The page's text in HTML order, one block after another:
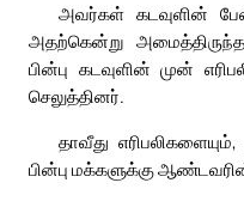
அவர்கள் கடவுளின்
அதற்கென்று
பின்பு கடவுளின் முன்
செலுத்தினர்.
தாவீது
பின்பு மக்களுக்கு